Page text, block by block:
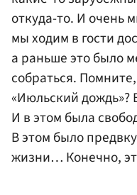
откуда-то. И очень
мы ходим в гости
а раньше это было
собраться.
«Июльский дождь»?
И в этом была
В этом было
жизни… Конечно,